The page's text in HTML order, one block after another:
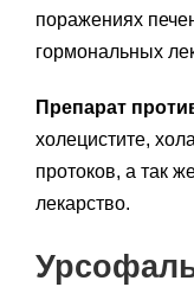
поражениях
гормональных
Препарат
холецистите,
протоков, а так
лекарство.